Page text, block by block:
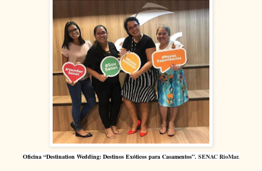
Oficina “Destination Wedding: Destinos Exóticos para Casamentos”. SENAC RioMar.